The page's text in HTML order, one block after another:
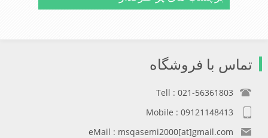
تماس با فروشگاه
Tell : 021-56361803
Mobile : 09121148413
eMail : msqasemi2000[at]gmail.com